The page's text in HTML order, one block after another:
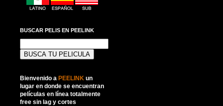
BUSCAR PELIS EN PEELINK
Bienvenido a PEELINK un
lugar en donde se encuentran
películas en línea totalmente
free sin lag y cortes